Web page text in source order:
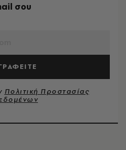
σου
Πολιτική Προστασίας